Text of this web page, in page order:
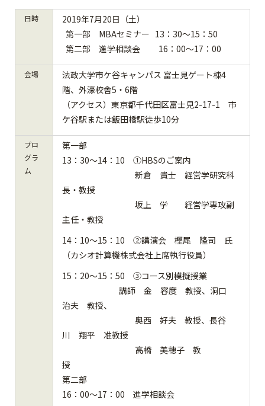
日時
2019年7月20日（土）
第一部 MBAセミナー 13：30～15：50
第二部 進学相談会 16：00～17：00
会場
法政大学市ケ谷キャンパス 富士見ゲート棟4
階、外濠校舎5・6階
（アクセス）東京都千代田区富士見2-17-1 市
ケ谷駅または飯田橋駅徒歩10分
プロ
グラ
ム
第一部
13：30～14：10 ①HBSのご案内
新倉 貴士 経営学研究科
長・教授
坂上 学 経営学専攻副
主任・教授
14：10～15：10 ②講演会 樫尾 隆司 氏
（カシオ計算機株式会社上席執行役員）
15：20～15：50 ③コース別模擬授業
講師 金 容度 教授、洞口
治夫 教授、
奥西 好夫 教授、長谷
川 翔平 准教授
高橋 美穂子 教
授
第二部
16：00～17：00 進学相談会